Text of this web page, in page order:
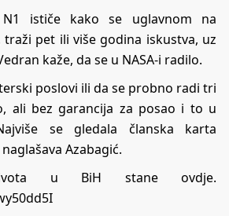
ističe kako se uglavnom na
pet ili više godina iskustva, uz
kaže, da se u NASA-i radilo.
poslovi ili da se probno radi tri
ali bez garancija za posao i to u
se gledala članska karta
Azabagić.
u BiH stane ovdje.